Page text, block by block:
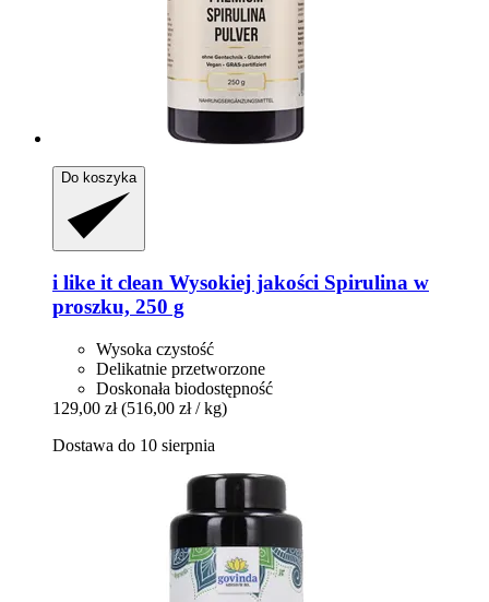
Do koszyka
i like it clean Wysokiej jakości Spirulina w
proszku, 250 g
Wysoka czystość
Delikatnie przetworzone
Doskonała biodostępność
129,00 zł (516,00 zł / kg)
Dostawa do 10 sierpnia